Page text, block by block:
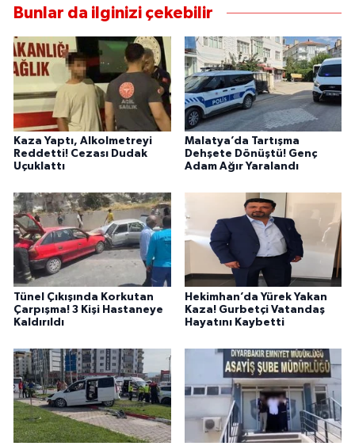
Bunlar da ilginizi çekebilir
Kaza Yaptı, Alkolmetreyi
Reddetti! Cezası Dudak
Uçuklattı
Malatya’da Tartışma
Dehşete Dönüştü! Genç
Adam Ağır Yaralandı
Tünel Çıkışında Korkutan
Çarpışma! 3 Kişi Hastaneye
Kaldırıldı
Hekimhan’da Yürek Yakan
Kaza! Gurbetçi Vatandaş
Hayatını Kaybetti